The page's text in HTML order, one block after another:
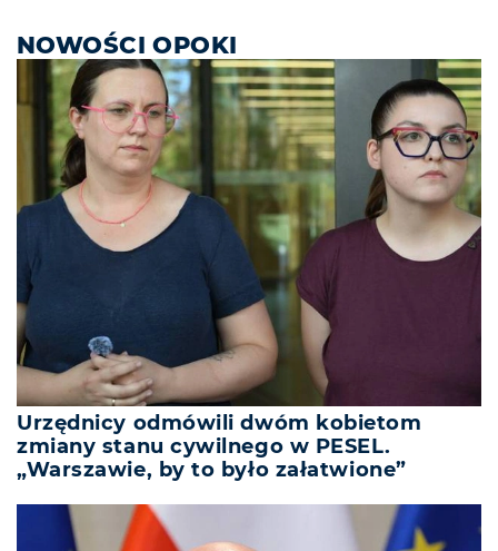
NOWOŚCI OPOKI
Urzędnicy odmówili dwóm kobietom
zmiany stanu cywilnego w PESEL.
„Warszawie, by to było załatwione”